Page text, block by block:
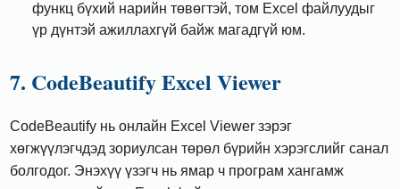
функц бүхий нарийн төвөгтэй, том Excel файлуудыг
үр дүнтэй ажиллахгүй байж магадгүй юм.
7. CodeBeautify Excel Viewer
CodeBeautify нь онлайн Excel Viewer зэрэг
хөгжүүлэгчдэд зориулсан төрөл бүрийн хэрэгслийг санал
болгодог. Энэхүү үзэгч нь ямар ч програм хангамж